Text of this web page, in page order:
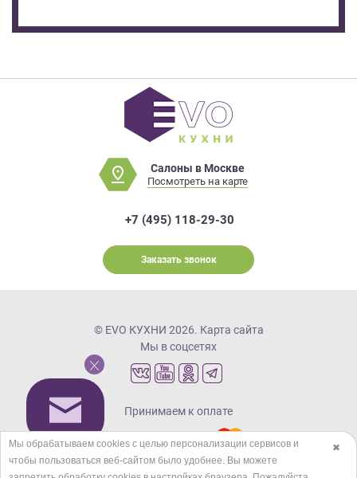
Салоны в Москве
Посмотреть на карте
+7 (495) 118-29-30
Заказать звонок
© EVO КУХНИ 2026. Карта сайта
Мы в соцсетях
Принимаем к оплате
Кредиты и рассрочка
✖
Мы обрабатываем cookies с целью персонализации сервисов и
чтобы пользоваться веб-сайтом было удобнее. Вы можете